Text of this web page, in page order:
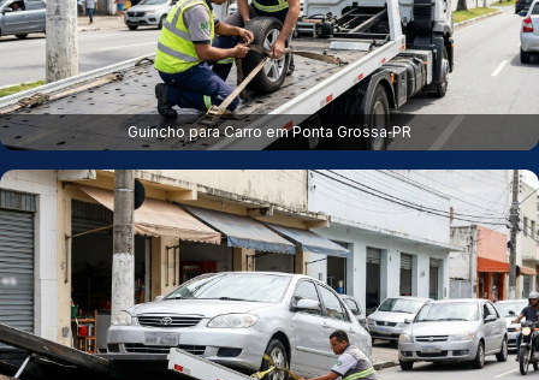
Guincho para Carro em Ponta Grossa‑PR